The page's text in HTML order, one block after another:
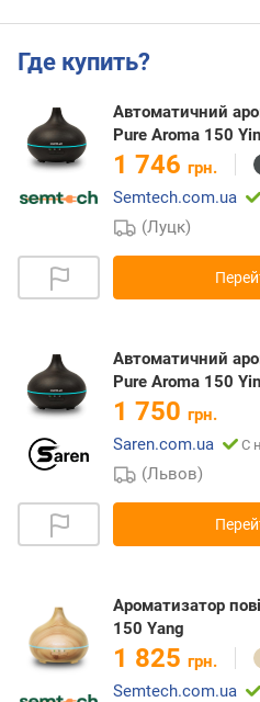
Где купить?
Автоматичний
Pure Aroma 150 Yin
1 746 грн.
Semtech.com.ua
(Луцк)
Автоматичний
Pure Aroma 150 Yin
1 750 грн.
Saren.com.ua
С
(Львов)
Ароматизатор
150 Yang
1 825 грн.
Semtech.com.ua